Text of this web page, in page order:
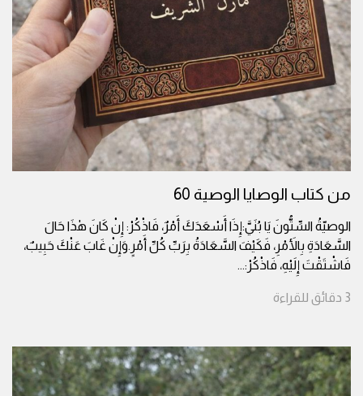
من كتاب الوصايا الوصية 60
الوصيّةُ السِّتُّونَ يَا بُنَيَّ:إِذَا أَسْعَدَكَ أَمْرٌ، فَاذْكُرْ: إِنْ كَانَ هٰذَا حَالَ
السَّعَادَةِ بِالأَمْرِ، فَكَيْفَ السَّعَادَةُ بِرَبِّ كُلِّ أَمْرٍ.وَإِنْ غَابَ عَنْكَ حَبِيبٌ،
فَاشْتَقْتَ إِلَيْهِ، فَاذْكُرْ:...
3 دقائق للقراءة